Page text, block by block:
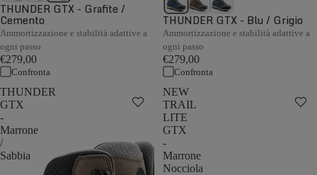
THUNDER GTX - Grafite /
Cemento
Ammortizzazione e stabilità adattive a
ogni passo
€279,00
Confronta
THUNDER GTX - Blu / Grigio
Ammortizzazione e stabilità adattive a
ogni passo
€279,00
Confronta
THUNDER
GTX
-
Marrone
/
Sabbia
NEW
TRAIL
LITE
GTX
-
Marrone
Nocciola